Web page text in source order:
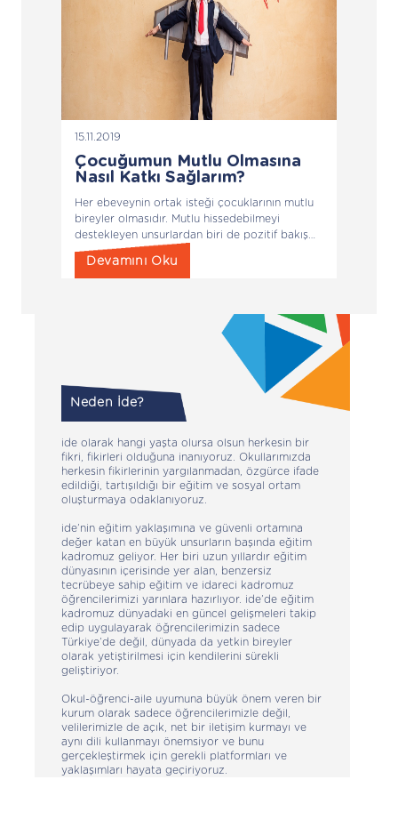
15.11.2019
Çocuğumun Mutlu Olmasına
Nasıl Katkı Sağlarım?
Her ebeveynin ortak isteği çocuklarının mutlu
bireyler olmasıdır. Mutlu hissedebilmeyi
destekleyen unsurlardan biri de pozitif bakış
açısına sahip olmaktır. Pozitif bakış açısını
yakalayan çocukların kendinden emin ve
Devamını Oku
Neden İde?
ide olarak hangi yaşta olursa olsun herkesin bir
fikri, fikirleri olduğuna inanıyoruz. Okullarımızda
herkesin fikirlerinin yargılanmadan, özgürce ifade
edildiği, tartışıldığı bir eğitim ve sosyal ortam
oluşturmaya odaklanıyoruz.
ide’nin eğitim yaklaşımına ve güvenli ortamına
değer katan en büyük unsurların başında eğitim
kadromuz geliyor. Her biri uzun yıllardır eğitim
dünyasının içerisinde yer alan, benzersiz
tecrübeye sahip eğitim ve idareci kadromuz
öğrencilerimizi yarınlara hazırlıyor. ide’de eğitim
kadromuz dünyadaki en güncel gelişmeleri takip
edip uygulayarak öğrencilerimizin sadece
Türkiye’de değil, dünyada da yetkin bireyler
olarak yetiştirilmesi için kendilerini sürekli
geliştiriyor.
Okul-öğrenci-aile uyumuna büyük önem veren bir
kurum olarak sadece öğrencilerimizle değil,
velilerimizle de açık, net bir iletişim kurmayı ve
aynı dili kullanmayı önemsiyor ve bunu
gerçekleştirmek için gerekli platformları ve
yaklaşımları hayata geçiriyoruz.